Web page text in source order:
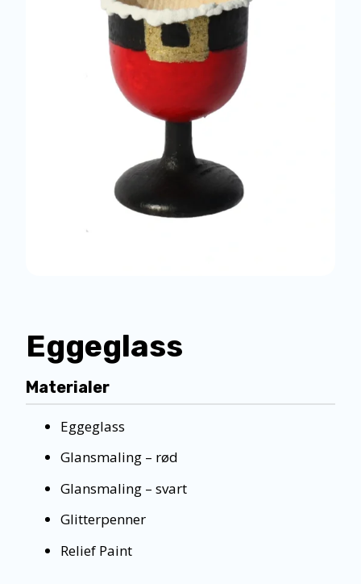
Eggeglass
Materialer
Eggeglass
Glansmaling – rød
Glansmaling – svart
Glitterpenner
Relief Paint